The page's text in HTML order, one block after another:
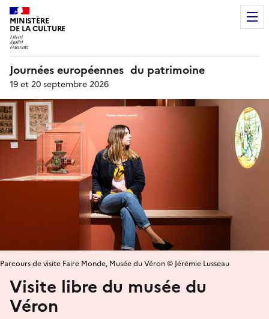
MINISTÈRE
DE LA CULTURE
Journées européennes du patrimoine
19 et 20 septembre 2026
Visite libre du musée du
Véron
Parcours de visite Faire Monde, Musée du Véron © Jérémie Lusseau